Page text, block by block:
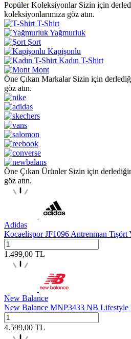
Popüler Koleksiyonlar Sizin için
koleksiyonlarımıza göz atın.
T-Shirt
Yağmurluk
Şort
Kapişonlu
Kadın T-Shirt
Mont
Öne Çıkan Markalar Sizin için
göz atın.
Öne Çıkan Ürünler Sizin için
göz atın.
Adidas
Kocaelispor JF1096 Antrenman Tişört
1.499,00 TL
New Balance
New Balance MNP3433 NB Lifestyle
4.599,00 TL